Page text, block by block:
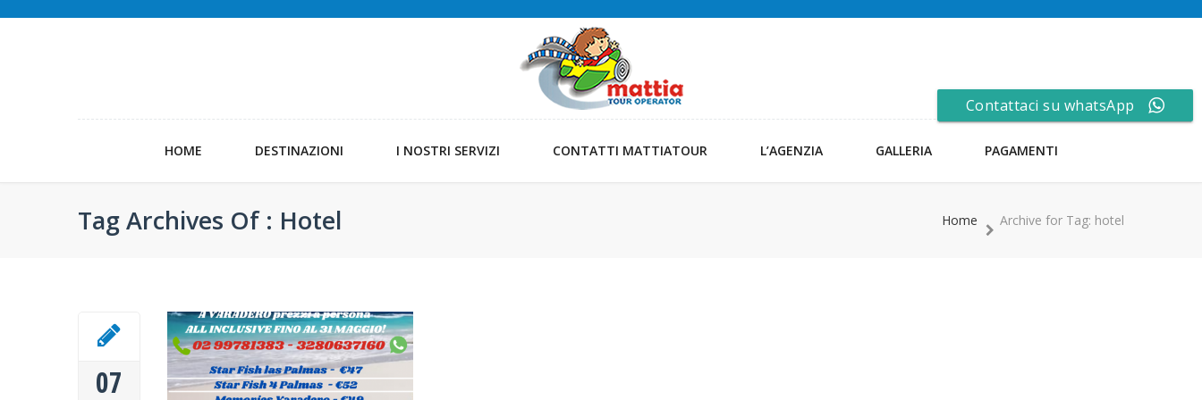
HOME DESTINAZIONI I NOSTRI SERVIZI CONTATTI MATTIATOUR L’AGENZIA GALLERIA PAGAMENTI
Tag Archives Of : Hotel Home Archive for Tag: hotel
07
Contattaci su whatsApp